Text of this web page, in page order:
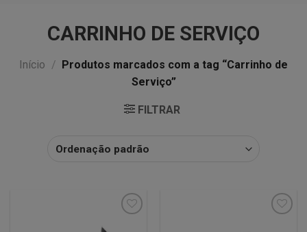
CARRINHO DE SERVIÇO
Início /
Produtos marcados com a tag “Carrinho de
Serviço”
FILTRAR